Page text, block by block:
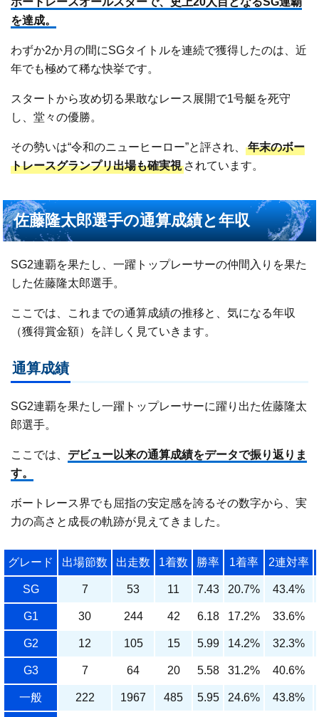
を達成。
わずか2か月の間にSGタイトルを連続で獲得したのは、近
年でも極めて稀な快挙です。
スタートから攻め切る果敢なレース展開で1号艇を死守
し、堂々の優勝。
その勢いは“令和のニューヒーロー”と評され、年末のボー
トレースグランプリ出場も確実視 されています。
佐藤隆太郎選手の通算成績と年収
SG2連覇を果たし、一躍トップレーサーの仲間入りを果た
した佐藤隆太郎選手。
ここでは、これまでの通算成績の推移と、気になる年収
（獲得賞金額）を詳しく見ていきます。
通算成績
SG2連覇を果たし一躍トップレーサーに躍り出た佐藤隆太
郎選手。
ここでは、 デビュー以来の通算成績をデータで振り返りま
す。
ボートレース界でも屈指の安定感を誇るその数字から、実
力の高さと成長の軌跡が見えてきました。
グレード 出場節数 出走数 1着数 勝率 1着率 2連対率
SG 7 53 11 7.43 20.7% 43.4%
G1 30 244 42 6.18 17.2% 33.6%
G2 12 105 15 5.99 14.2% 32.3%
G3 7 64 20 5.58 31.2% 40.6%
一般 222 1967 485 5.95 24.6% 43.8%